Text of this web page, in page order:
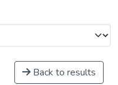
Back to results